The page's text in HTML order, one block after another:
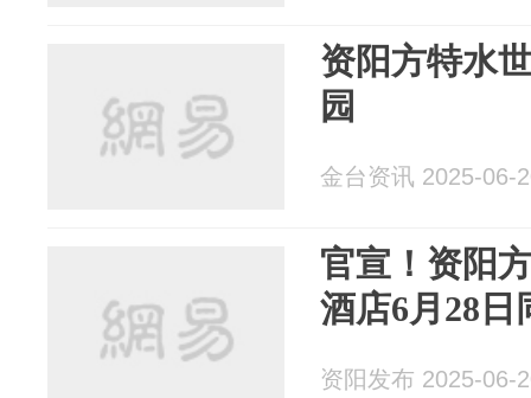
资阳方特水
园
金台资讯 2025-06-
官宣！资阳
酒店6月28日
资阳发布 2025-06-